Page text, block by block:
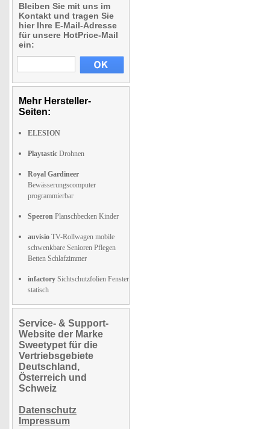
Bleiben Sie mit uns im
Kontakt und tragen Sie
hier Ihre E-Mail-Adresse
für unsere HotPrice-Mail
ein:
Mehr Hersteller-
Seiten:
ELESION
Playtastic Drohnen
Royal Gardineer
Bewässerungscomputer
programmierbar
Speeron Planschbecken Kinder
auvisio TV-Rollwagen mobile
schwenkbare Senioren Pflegen
Betten Schlafzimmer
infactory Sichtschutzfolien Fenster
statisch
Service- & Support-
Website der Marke
Sweetypet für die
Vertriebsgebiete
Deutschland,
Österreich und
Schweiz
Datenschutz
Impressum